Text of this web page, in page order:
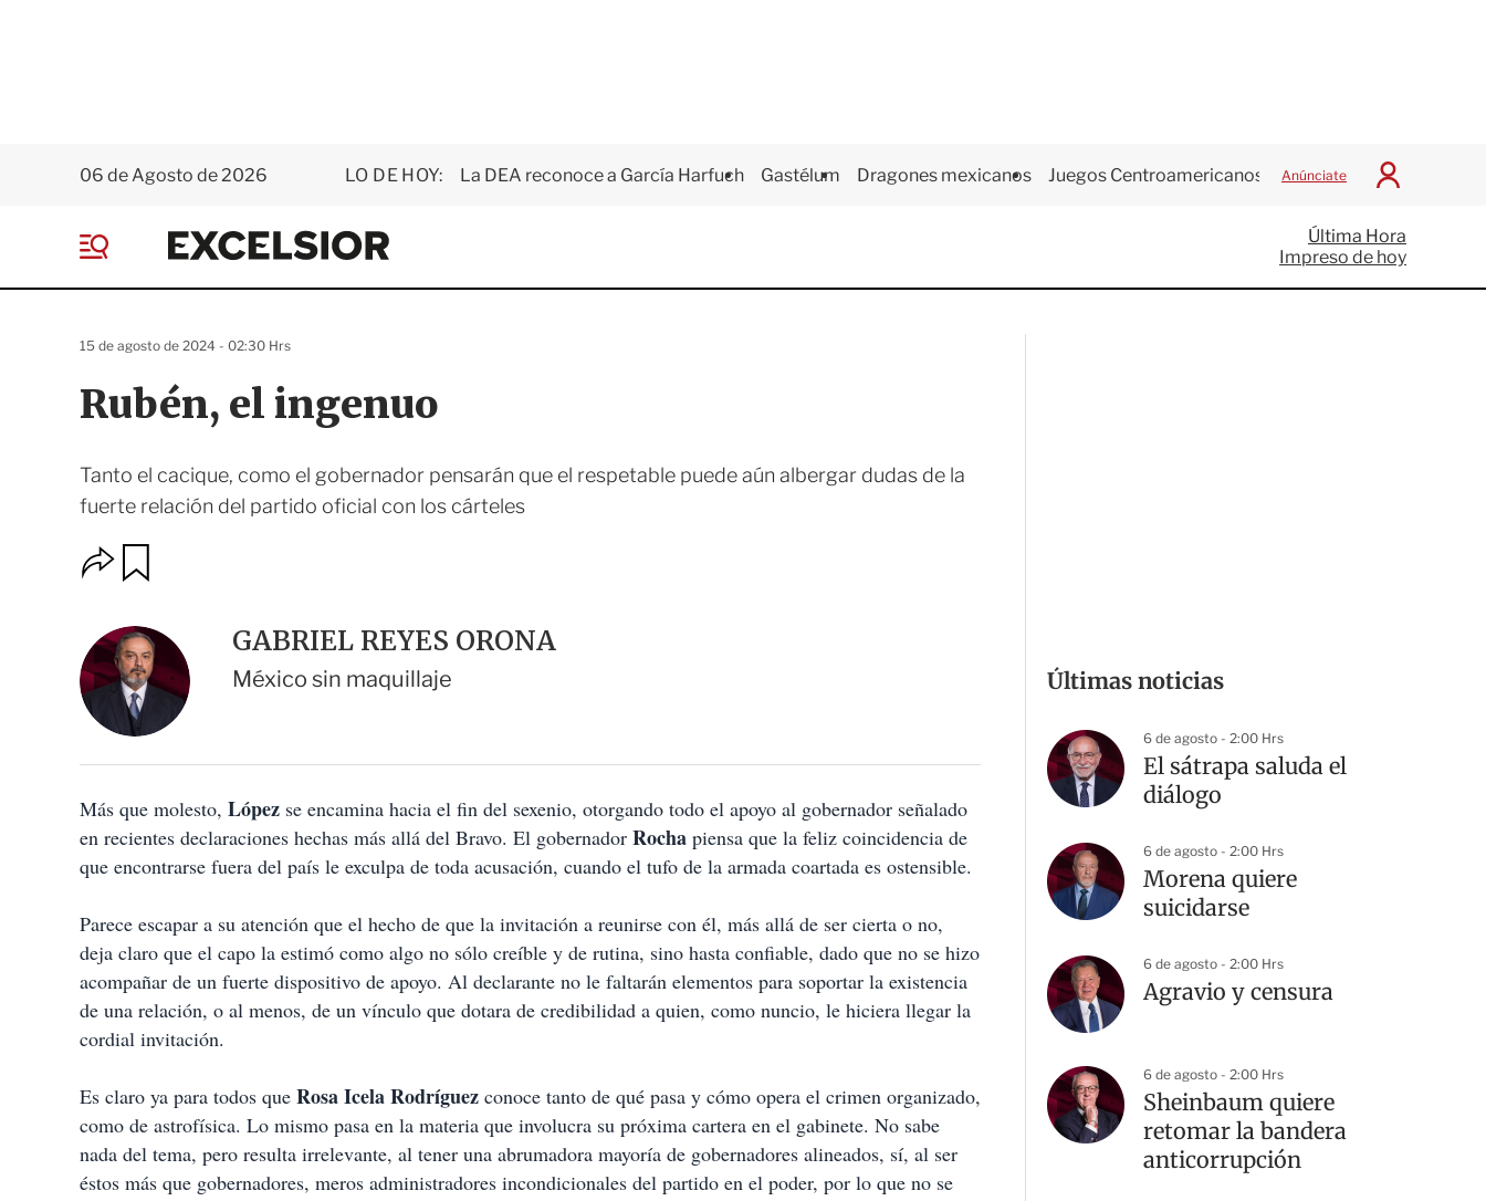
06 de Agosto de 2026 LO DE HOY: La DEA reconoce a García Harfuch Gastélum Dragones mexicanos Juegos Centroamericanos Anúnciate
I
c
i
a
E
x
e
r
e
Última Hora
Impreso de hoy
Rubén, el ingenuo
Tanto el cacique, como el gobernador pensarán que el respetable puede aún albergar dudas de la
fuerte relación del partido oficial con los cárteles
15 de agosto de 2024 - 02:30 Hrs
O
p
o
n
e
s
e
c
m
p
a
r
r
d
a
GABRIEL REYES ORONA
México sin maquillaje
Más que molesto, López se encamina hacia el fin del sexenio, otorgando todo el apoyo al gobernador señalado
en recientes declaraciones hechas más allá del Bravo. El gobernador Rocha piensa que la feliz coincidencia de
que encontrarse fuera del país le exculpa de toda acusación, cuando el tufo de la armada coartada es ostensible.
Parece escapar a su atención que el hecho de que la invitación a reunirse con él, más allá de ser cierta o no,
deja claro que el capo la estimó como algo no sólo creíble y de rutina, sino hasta confiable, dado que no se hizo
acompañar de un fuerte dispositivo de apoyo. Al declarante no le faltarán elementos para soportar la existencia
de una relación, o al menos, de un vínculo que dotara de credibilidad a quien, como nuncio, le hiciera llegar la
cordial invitación.
Es claro ya para todos que Rosa Icela Rodríguez conoce tanto de qué pasa y cómo opera el crimen organizado,
como de astrofísica. Lo mismo pasa en la materia que involucra su próxima cartera en el gabinete. No sabe
nada del tema, pero resulta irrelevante, al tener una abrumadora mayoría de gobernadores alineados, sí, al ser
éstos más que gobernadores, meros administradores incondicionales del partido en el poder, por lo que no se
Últimas noticias
6 de agosto - 2:00 Hrs
El sátrapa saluda el
diálogo
6 de agosto - 2:00 Hrs
Morena quiere
suicidarse
6 de agosto - 2:00 Hrs
Agravio y censura
6 de agosto - 2:00 Hrs
Sheinbaum quiere
retomar la bandera
anticorrupción